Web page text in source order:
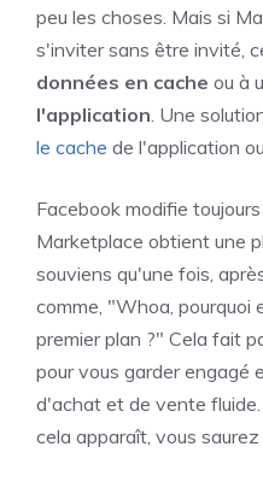
peu les choses. Mais si
s'inviter sans être invité,
données en cache ou à
l'application. Une
le cache de l'application
Facebook modifie
Marketplace obtient une
souviens qu'une fois,
comme, "Whoa, pourquoi
premier plan ?" Cela fait
pour vous garder engagé
d'achat et de vente
cela apparaît, vous saurez